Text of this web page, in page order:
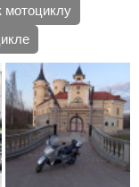
мотоциклу